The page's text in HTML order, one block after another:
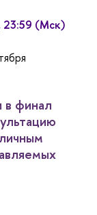
23:59 (Мск)
финал